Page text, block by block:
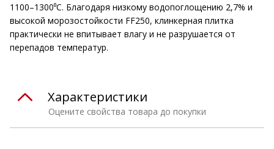
1100–1300⁰С. Благодаря низкому водопоглощению 2,7% и
высокой морозостойкости FF250, клинкерная плитка
практически не впитывает влагу и не разрушается от
перепадов температур.
Оцените свойства товара до покупки
Характеристики